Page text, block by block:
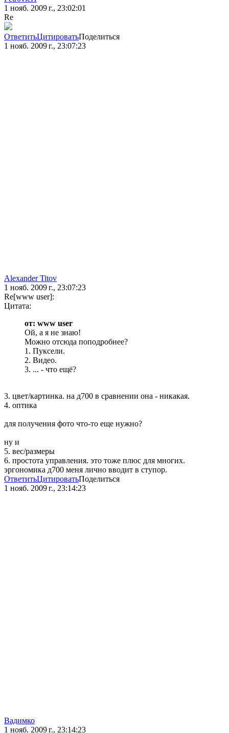
1 нояб. 2009 г., 23:02:01
Re
ОтветитьЦитироватьПоделиться
1 нояб. 2009 г., 23:07:23
Alexander Titov
1 нояб. 2009 г., 23:07:23
Re[www user]:
Цитата:
от: www user
Ой, а я не знаю!
Можно отсюда поподробнее?
1. Пуксели.
2. Видео.
3. ... - что ещё?
3. цвет/картинка. на д700 в сравнении она - никакая.
4. оптика
для получения фото что-то еще нужно?
ну и
5. вес/размеры
6. простота управления. это тоже плюс для многих.
эргономика д700 меня лично вводит в ступор.
ОтветитьЦитироватьПоделиться
1 нояб. 2009 г., 23:14:23
Вадимко
1 нояб. 2009 г., 23:14:23